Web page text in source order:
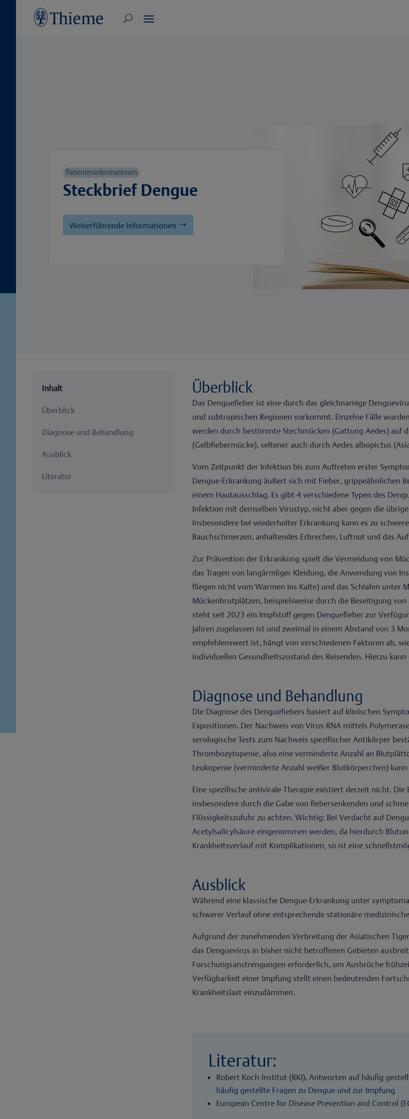
Patienteninformationen
Steckbrief Dengue
Weiterführende Informationen
Inhalt
Überblick
Diagnose und Behandlung
Ausblick
Literatur
Überblick
Das Denguefieber ist eine durch das gleichnamige
und subtropischen Regionen vorkommt. Einzelne Fälle
werden durch bestimmte Stechmücken (Gattung Aedes) auf
(Gelbfiebermücke), seltener auch durch Aedes albopictus
Vom Zeitpunkt der Infektion bis zum Auftreten erster
Dengue-Erkrankung äußert sich mit Fieber, grippeähnlichen
einem Hautausschlag. Es gibt 4 verschiedene Typen des
Infektion mit demselben Virustyp, nicht aber gegen die
Insbesondere bei wiederholter Erkrankung kann es zu
Bauchschmerzen, anhaltendes Erbrechen, Luftnot und das
Zur Prävention der Erkrankung spielt die Vermeidung von
das Tragen von langärmliger Kleidung, die Anwendung von
fliegen nicht vom Warmen ins Kalte) und das Schlafen unter
Mückenbrutplätzen, beispielsweise durch die Beseitigung
steht seit 2023 ein Impfstoff gegen Denguefieber zur
Jahren zugelassen ist und zweimal in einem Abstand von 3
empfehlenswert ist, hängt von verschiedenen Faktoren ab,
individuellen Gesundheitszustand des Reisenden. Hierzu
Diagnose und Behandlung
Die Diagnose des Denguefiebers basiert auf klinischen
Expositionen. Der Nachweis von Virus-RNA mittels
serologische Tests zum Nachweis spezifischer Antikörper
Thrombozytopenie, also eine verminderte Anzahl an
Leukopenie (verminderte Anzahl weißer Blutkörperchen)
Eine spezifische antivirale Therapie existiert derzeit nicht.
insbesondere durch die Gabe von fiebersenkenden und
Flüssigkeitszufuhr zu achten. Wichtig: Bei Verdacht auf
Acetylsalicylsäure eingenommen werden, da hierdurch
Krankheitsverlauf mit Komplikationen, so ist eine
Ausblick
Während eine klassische Dengue-Erkrankung unter
schwerer Verlauf ohne entsprechende stationäre
Aufgrund der zunehmenden Verbreitung der Asiatischen
das Denguevirus in bisher nicht betroffenen Gebieten
Forschungsanstrengungen erforderlich, um Ausbrüche
Verfügbarkeit einer Impfung stellt einen bedeutenden
Krankheitslast einzudämmen.
Literatur:
Robert Koch-Institut (RKI). Antworten auf häufig
häufig gestellte Fragen zu Dengue und zur Impfung
European Centre for Disease Prevention and Control